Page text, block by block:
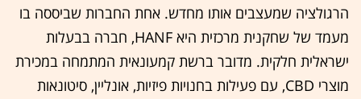
הרגולציה שמעצבים אותו מחדש. אחת החברות שביססה בו
מעמד של שחקנית מרכזית היא HANF, חברה בבעלות
ישראלית חלקית. מדובר ברשת קמעונאית המתמחה במכירת
מוצרי CBD, עם פעילות בחנויות פיזיות, אונליין, סיטונאות